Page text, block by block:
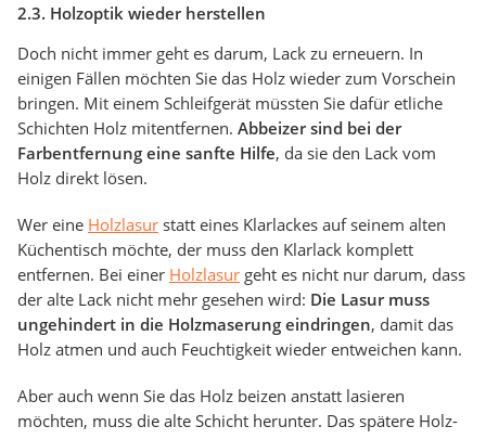
2.3. Holzoptik wieder herstellen
Doch nicht immer geht es darum, Lack zu erneuern. In
einigen Fällen möchten Sie das Holz wieder zum Vorschein
bringen. Mit einem Schleifgerät müssten Sie dafür etliche
Schichten Holz mitentfernen. Abbeizer sind bei der
Farbentfernung eine sanfte Hilfe, da sie den Lack vom
Holz direkt lösen.
Wer eine Holzlasur statt eines Klarlackes auf seinem alten
Küchentisch möchte, der muss den Klarlack komplett
entfernen. Bei einer Holzlasur geht es nicht nur darum, dass
der alte Lack nicht mehr gesehen wird: Die Lasur muss
ungehindert in die Holzmaserung eindringen, damit das
Holz atmen und auch Feuchtigkeit wieder entweichen kann.
Aber auch wenn Sie das Holz beizen anstatt lasieren
möchten, muss die alte Schicht herunter. Das spätere Holz-